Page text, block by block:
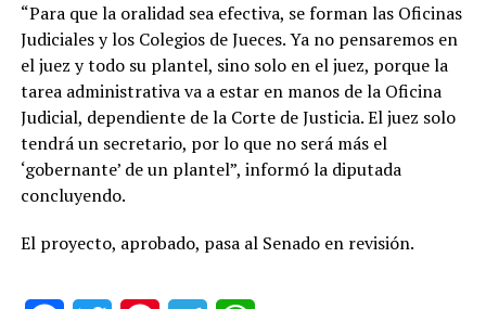
“Para que la oralidad sea efectiva, se forman las Oficinas
Judiciales y los Colegios de Jueces. Ya no pensaremos en
el juez y todo su plantel, sino solo en el juez, porque la
tarea administrativa va a estar en manos de la Oficina
Judicial, dependiente de la Corte de Justicia. El juez solo
tendrá un secretario, por lo que no será más el
‘gobernante’ de un plantel”, informó la diputada
concluyendo.
El proyecto, aprobado, pasa al Senado en revisión.